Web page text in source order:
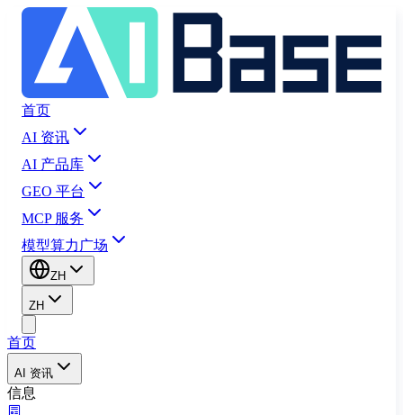
首页
AI 资讯
AI 产品库
GEO 平台
MCP 服务
模型算力广场
ZH
ZH
首页
AI 资讯
信息